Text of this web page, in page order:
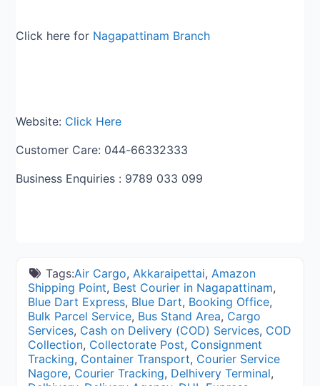
Click here for Nagapattinam Branch
Website: Click Here
Customer Care: 044-66332333
Business Enquiries : 9789 033 099
Tags:Air Cargo,Akkaraipettai,Amazon
Shipping Point, Best Courier in Nagapattinam,
Blue Dart Express, Blue Dart, Booking Office,
Bulk Parcel Service, Bus Stand Area, Cargo
Services, Cash on Delivery (COD) Services, COD
Collection, Collectorate Post, Consignment
Tracking, Container Transport, Courier Service
Nagore, Courier Tracking, Delhivery Terminal,